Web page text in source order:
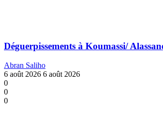
Déguerpissements à Koumassi/
Abran Saliho
6 août 2026 6 août 2026
0
0
0